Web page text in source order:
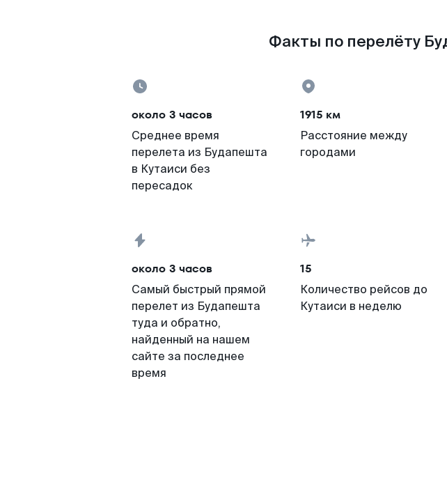
Факты по перелёту
около 3 часов
Среднее время
перелета из Будапешта
в Кутаиси без
пересадок
1915 км
Расстояние между
городами
около 3 часов
Самый быстрый прямой
перелет из Будапешта
туда и обратно,
найденный на нашем
сайте за последнее
время
15
Количество рейсов до
Кутаиси в неделю